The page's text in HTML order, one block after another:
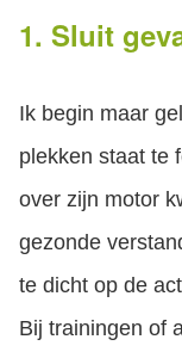
1. Sluit
Ik begin maar
plekken staat te
over zijn motor
gezonde
te dicht op de
Bij trainingen of